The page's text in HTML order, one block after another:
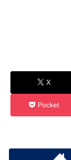
X
Pocket